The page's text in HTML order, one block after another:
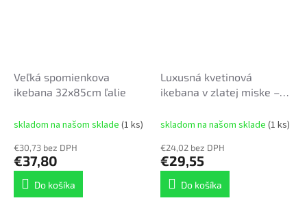
Veľká spomienkova
ikebana 32x85cm ľalie
skladom na našom sklade (1 ks)
€30,73 bez DPH
€37,80
Do košíka
Luxusná kvetinová
ikebana v zlatej miske –
skladom na našom sklade (1 ks)
€24,02 bez DPH
€29,55
Do košíka